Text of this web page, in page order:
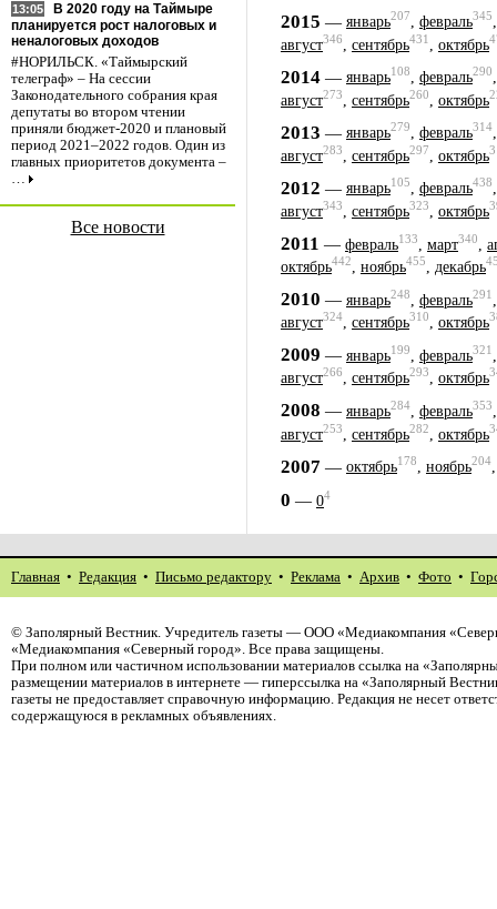
13:05
В 2020 году на Таймыре
планируется рост налоговых и
неналоговых доходов
#НОРИЛЬСК. «Таймырский
телеграф» – На сессии
Законодательного собрания края
депутаты во втором чтении
приняли бюджет-2020 и плановый
период 2021–2022 годов. Один из
главных приоритетов документа –
…
Все новости
2015 — январь207, февраль345
август346 сентябрь431 октябрь
2014 — январь108, февраль290
август273 сентябрь260 октябрь
2013 — январь279, февраль314
август283 сентябрь297 октябрь
2012 — январь105, февраль438
август343, сентябрь323, октябрь
2011 — февраль133 март340
октябрь442, ноябрь455, декабрь
2010 — январь248 февраль291
август324, сентябрь310, октябрь
2009 — январь199 февраль321
август266, сентябрь293, октябрь
2008 — январь284 февраль353
август253 сентябрь282 октябрь
2007 — октябрь178, ноябрь204
0 — 04
Главная • Редакция • Письмо редактору • Реклама • Архив • Фото •
© Заполярный Вестник. Учредитель газеты — ООО «Медиакомпания
«Медиакомпания «Северный город». Все права защищены.
При полном или частичном использовании материалов ссылка на
размещении материалов в интернете — гиперссылка на «Заполярный
газеты не предоставляет справочную информацию. Редакция не несет
содержащуюся в рекламных объявлениях.